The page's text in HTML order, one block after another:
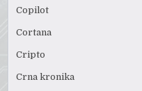
Copilot
Cortana
Cripto
Crna kronika